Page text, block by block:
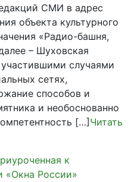
СМИ в адрес
объекта культурного
«Радио-башня,
– Шуховская
случаями
сетях,
способов и
и необоснованно
[…] Читать